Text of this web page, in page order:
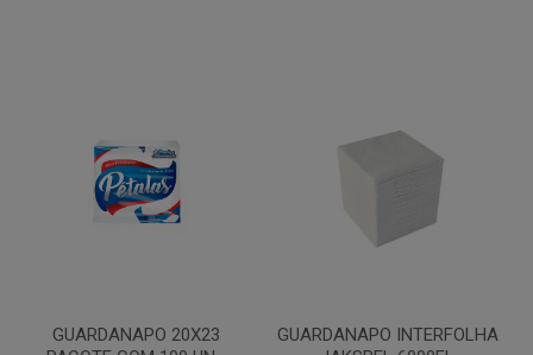
GUARDANAPO 20X23
GUARDANAPO INTERFOLHA